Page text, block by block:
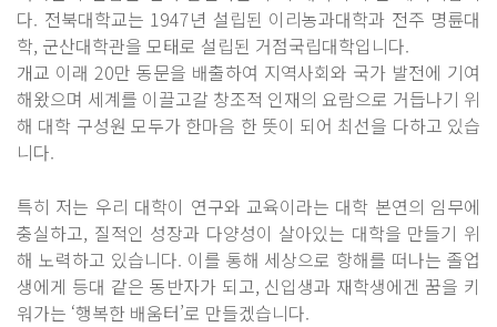
다. 전북대학교는 1947년 설립된 이리농과대학과 전주 명륜대
학, 군산대학관을 모태로 설립된 거점국립대학입니다.
개교 이래 20만 동문을 배출하여 지역사회와 국가 발전에 기여
해왔으며 세계를 이끌고갈 창조적 인재의 요람으로 거듭나기 위
해 대학 구성원 모두가 한마음 한 뜻이 되어 최선을 다하고 있습
니다.
특히 저는 우리 대학이 연구와 교육이라는 대학 본연의 임무에
충실하고, 질적인 성장과 다양성이 살아있는 대학을 만들기 위
해 노력하고 있습니다. 이를 통해 세상으로 항해를 떠나는 졸업
생에게 등대 같은 동반자가 되고, 신입생과 재학생에겐 꿈을 키
워가는 ‘행복한 배움터’로 만들겠습니다.